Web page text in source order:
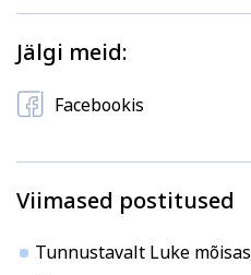
Jälgi meid:
Facebookis
Viimased postitused
Tunnustavalt Luke mõisas